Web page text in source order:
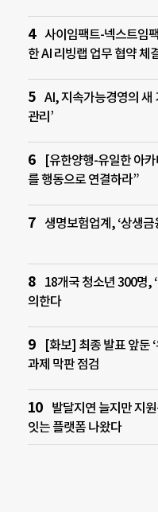
사이임팩트-넥스트임
한 AI 리빙랩 업무 협약 체
AI, 지속가능경영의 새
관리’
[유한양행-유일한 아
를 행동으로 연결하라”
생명보험업계, ‘상생금
18개국 청소년 300명,
의한다
[화보] 최종 발표 앞둔
과제 막판 점검
발달지연 늘지만 지
잇는 플랫폼 나왔다